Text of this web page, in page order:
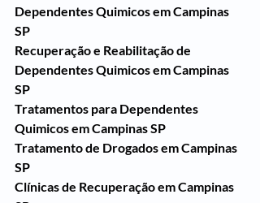
Dependentes Quimicos em Campinas
SP
Recuperação e Reabilitação de
Dependentes Quimicos em Campinas
SP
Tratamentos para Dependentes
Quimicos em Campinas SP
Tratamento de Drogados em Campinas
SP
Clínicas de Recuperação em Campinas